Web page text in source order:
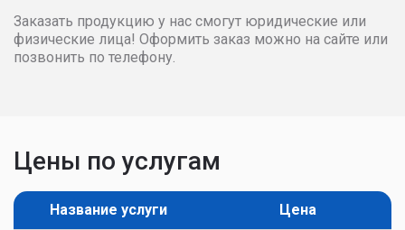
Заказать продукцию у нас смогут юридические или
физические лица! Оформить заказ можно на сайте или
позвонить по телефону.
Цены по услугам
Название услуги Цена